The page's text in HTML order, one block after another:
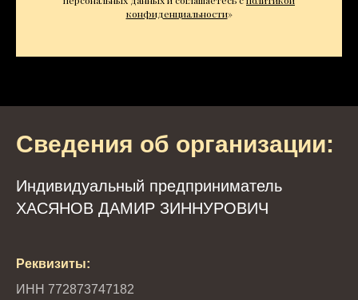
конфиденциальности»
Сведения об организации:
Индивидуальный предприниматель
ХАСЯНОВ ДАМИР ЗИННУРОВИЧ
Реквизиты:
ИНН 772873747182